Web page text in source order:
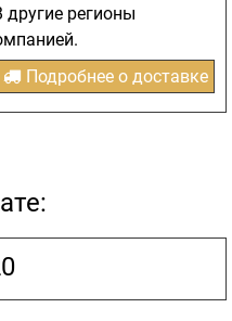
регионы
Подробнее о доставке